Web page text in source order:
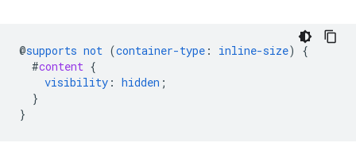
@supports not (container-type : inline-size)
{
#content {
visibility : hidden ;
}
}